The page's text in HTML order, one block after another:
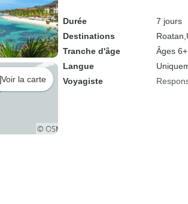
Voir la carte
Durée
7 jours
Destinations
Roatan,
Tranche d'âge
Âges 6+
Langue
Voyagiste